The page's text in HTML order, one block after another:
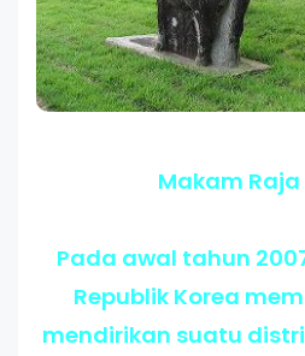
Makam Raja
Pada awal tahun
Republik Korea
mendirikan suatu